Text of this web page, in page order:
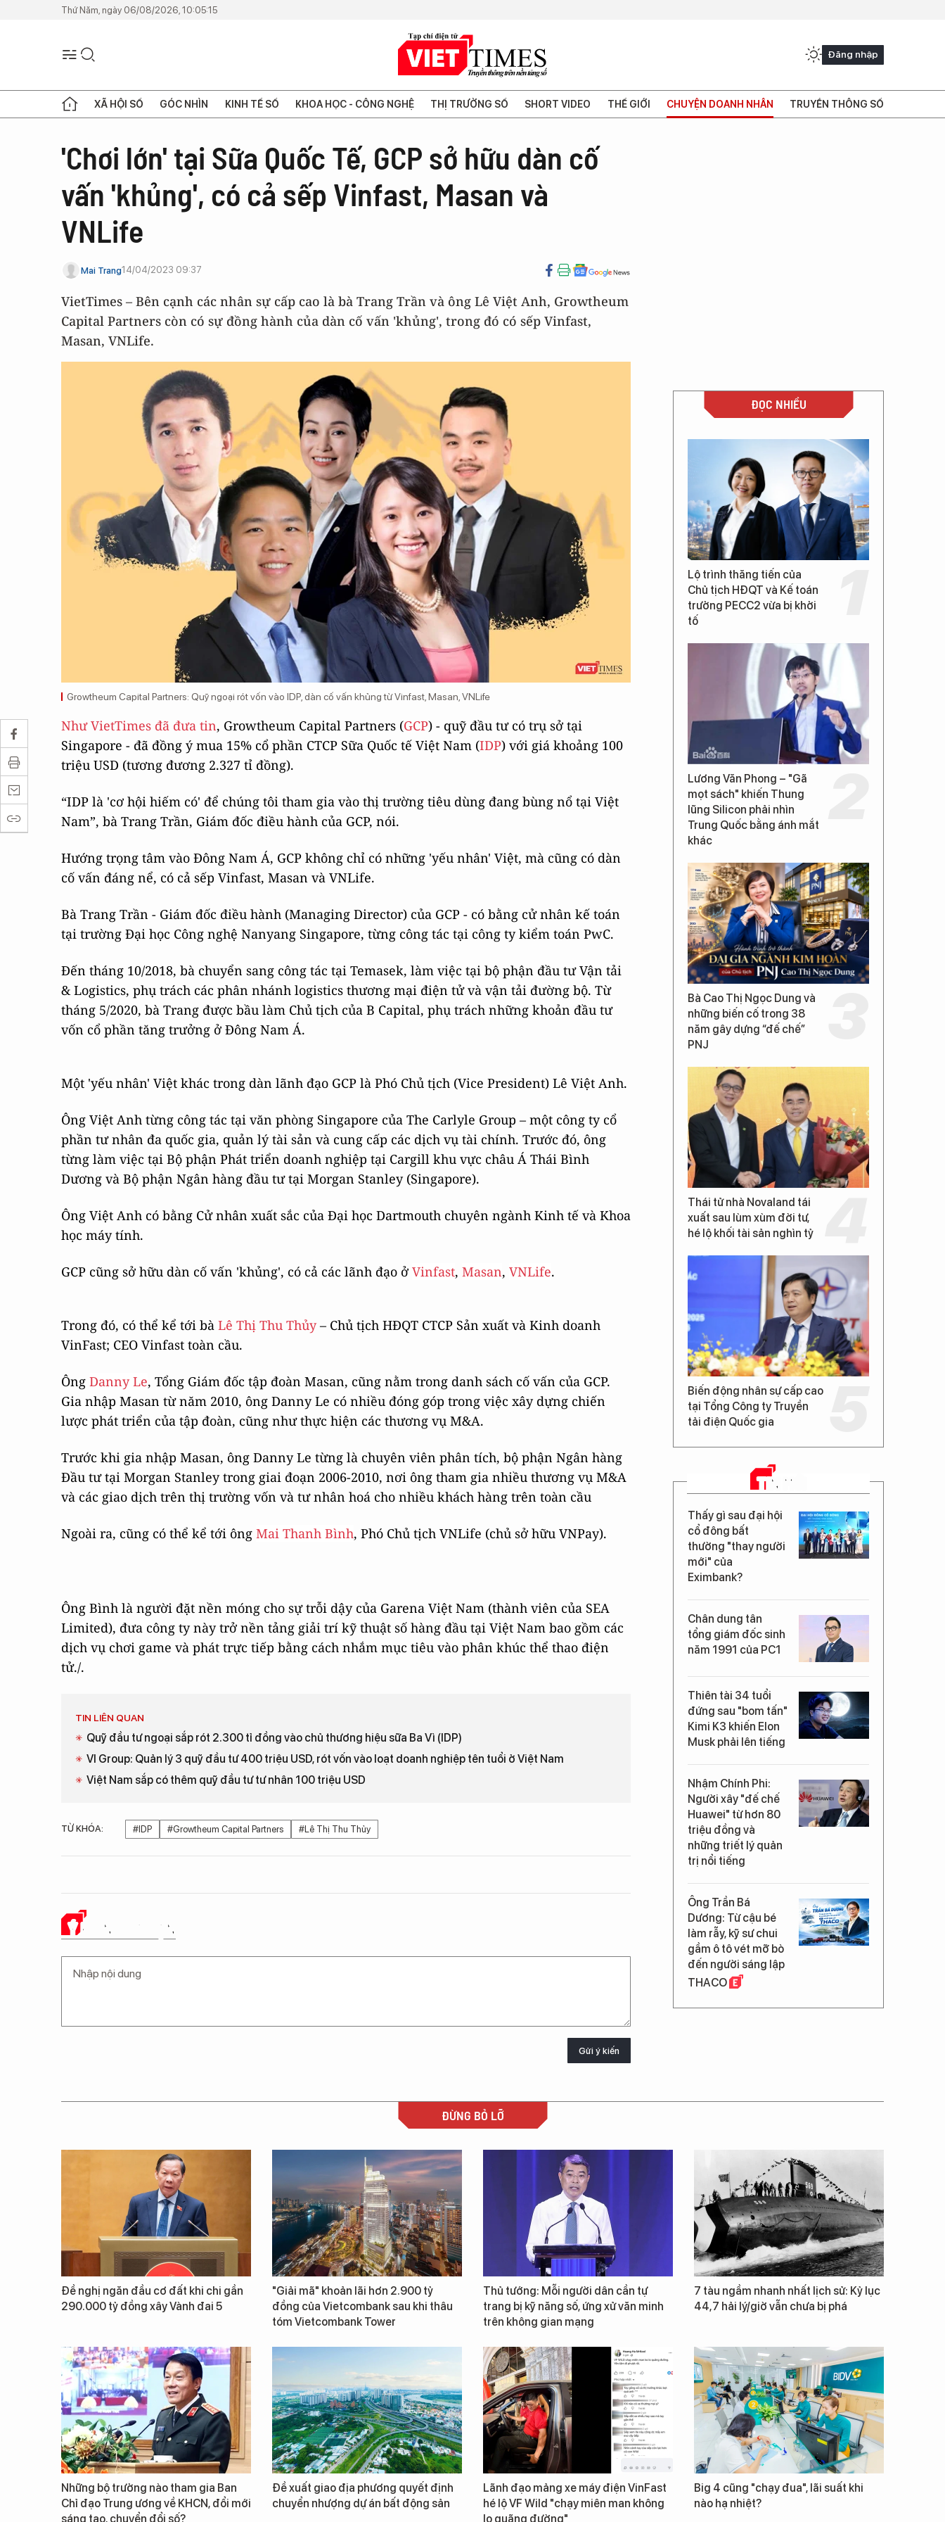
Thứ Năm, ngày 06/08/2026, 10:05:15
Đăng nhập
XÃ HỘI SỐ GÓC NHÌN KINH TẾ SỐ KHOA HỌC - CÔNG NGHỆ THỊ TRƯỜNG SỐ SHORT VIDEO THẾ GIỚI CHUYỆN DOANH NHÂN TRUYỀN THÔNG SỐ
'Chơi lớn' tại Sữa Quốc Tế, GCP sở hữu dàn cố
vấn 'khủng', có cả sếp Vinfast, Masan và
VNLife
Mai Trang14/04/2023 09:37
VietTimes – Bên cạnh các nhân sự cấp cao là bà Trang Trần và ông Lê Việt Anh, Growtheum
Capital Partners còn có sự đồng hành của dàn cố vấn 'khủng', trong đó có sếp Vinfast,
Masan, VNLife.
Growtheum Capital Partners: Quỹ ngoại rót vốn vào IDP, dàn cố vấn khủng từ Vinfast, Masan, VNLife
Như VietTimes đã đưa tin, Growtheum Capital Partners (GCP) - quỹ đầu tư có trụ sở tại
Singapore - đã đồng ý mua 15% cổ phần CTCP Sữa Quốc tế Việt Nam (IDP) với giá khoảng 100
triệu USD (tương đương 2.327 tỉ đồng).
“IDP là 'cơ hội hiếm có' để chúng tôi tham gia vào thị trường tiêu dùng đang bùng nổ tại Việt
Nam”, bà Trang Trần, Giám đốc điều hành của GCP, nói.
Hướng trọng tâm vào Đông Nam Á, GCP không chỉ có những 'yếu nhân' Việt, mà cũng có dàn
cố vấn đáng nể, có cả sếp Vinfast, Masan và VNLife.
Bà Trang Trần - Giám đốc điều hành (Managing Director) của GCP - có bằng cử nhân kế toán
tại trường Đại học Công nghệ Nanyang Singapore, từng công tác tại công ty kiểm toán PwC.
Đến tháng 10/2018, bà chuyển sang công tác tại Temasek, làm việc tại bộ phận đầu tư Vận tải
& Logistics, phụ trách các phân nhánh logistics thương mại điện tử và vận tải đường bộ. Từ
tháng 5/2020, bà Trang được bầu làm Chủ tịch của B Capital, phụ trách những khoản đầu tư
vốn cổ phần tăng trưởng ở Đông Nam Á.
Một 'yếu nhân' Việt khác trong dàn lãnh đạo GCP là Phó Chủ tịch (Vice President) Lê Việt Anh.
Ông Việt Anh từng công tác tại văn phòng Singapore của The Carlyle Group – một công ty cổ
phần tư nhân đa quốc gia, quản lý tài sản và cung cấp các dịch vụ tài chính. Trước đó, ông
từng làm việc tại Bộ phận Phát triển doanh nghiệp tại Cargill khu vực châu Á Thái Bình
Dương và Bộ phận Ngân hàng đầu tư tại Morgan Stanley (Singapore).
Ông Việt Anh có bằng Cử nhân xuất sắc của Đại học Dartmouth chuyên ngành Kinh tế và Khoa
học máy tính.
GCP cũng sở hữu dàn cố vấn 'khủng', có cả các lãnh đạo ở Vinfast, Masan, VNLife.
Trong đó, có thể kể tới bà Lê Thị Thu Thủy – Chủ tịch HĐQT CTCP Sản xuất và Kinh doanh
VinFast; CEO Vinfast toàn cầu.
Ông Danny Le, Tổng Giám đốc tập đoàn Masan, cũng nằm trong danh sách cố vấn của GCP.
Gia nhập Masan từ năm 2010, ông Danny Le có nhiều đóng góp trong việc xây dựng chiến
lược phát triển của tập đoàn, cũng như thực hiện các thương vụ M&A.
Trước khi gia nhập Masan, ông Danny Le từng là chuyên viên phân tích, bộ phận Ngân hàng
Đầu tư tại Morgan Stanley trong giai đoạn 2006-2010, nơi ông tham gia nhiều thương vụ M&A
và các giao dịch trên thị trường vốn và tư nhân hoá cho nhiều khách hàng trên toàn cầu
Ngoài ra, cũng có thể kể tới ông Mai Thanh Bình, Phó Chủ tịch VNLife (chủ sở hữu VNPay).
Ông Bình là người đặt nền móng cho sự trỗi dậy của Garena Việt Nam (thành viên của SEA
Limited), đưa công ty này trở nền tảng giải trí kỹ thuật số hàng đầu tại Việt Nam bao gồm các
dịch vụ chơi game và phát trực tiếp bằng cách nhắm mục tiêu vào phân khúc thể thao điện
tử./.
TIN LIÊN QUAN
Quỹ đầu tư ngoại sắp rót 2.300 tỉ đồng vào chủ thương hiệu sữa Ba Vì (IDP)
VI Group: Quản lý 3 quỹ đầu tư 400 triệu USD, rót vốn vào loạt doanh nghiệp tên tuổi ở Việt Nam
Việt Nam sắp có thêm quỹ đầu tư tư nhân 100 triệu USD
TỪ KHÓA: #IDP #Growtheum Capital Partners #Lê Thị Thu Thủy
Ý KIẾN CỦA BẠN
Gửi ý kiến
ĐỌC NHIỀU
Lộ trình thăng tiến của
Chủ tịch HĐQT và Kế toán
trưởng PECC2 vừa bị khởi
tố
Lương Văn Phong – "Gã
mọt sách" khiến Thung
lũng Silicon phải nhìn
Trung Quốc bằng ánh mắt
khác
Bà Cao Thị Ngọc Dung và
những biến cố trong 38
năm gây dựng “đế chế”
PNJ
Thái tử nhà Novaland tái
xuất sau lùm xùm đời tư,
hé lộ khối tài sản nghìn tỷ
Biến động nhân sự cấp cao
tại Tổng Công ty Truyền
tải điện Quốc gia
TIN MỚI
Thấy gì sau đại hội
cổ đông bất
thường "thay người
mới" của
Eximbank?
Chân dung tân
tổng giám đốc sinh
năm 1991 của PC1
Thiên tài 34 tuổi
đứng sau "bom tấn"
Kimi K3 khiến Elon
Musk phải lên tiếng
Nhậm Chính Phi:
Người xây "đế chế
Huawei" từ hơn 80
triệu đồng và
những triết lý quản
trị nổi tiếng
Ông Trần Bá
Dương: Từ cậu bé
làm rẫy, kỹ sư chui
gầm ô tô vét mỡ bò
đến người sáng lập
THACO
ĐỪNG BỎ LỠ
Đề nghị ngăn đầu cơ đất khi chi gần
290.000 tỷ đồng xây Vành đai 5
"Giải mã" khoản lãi hơn 2.900 tỷ
đồng của Vietcombank sau khi thâu
tóm Vietcombank Tower
Thủ tướng: Mỗi người dân cần tự
trang bị kỹ năng số, ứng xử văn minh
trên không gian mạng
7 tàu ngầm nhanh nhất lịch sử: Kỷ lục
44,7 hải lý/giờ vẫn chưa bị phá
Những bộ trưởng nào tham gia Ban
Chỉ đạo Trung ương về KHCN, đổi mới
sáng tạo, chuyển đổi số?
Đề xuất giao địa phương quyết định
chuyển nhượng dự án bất động sản
Lãnh đạo mảng xe máy điện VinFast
hé lộ VF Wild "chạy miên man không
lo quãng đường"
Big 4 cũng "chạy đua", lãi suất khi
nào hạ nhiệt?